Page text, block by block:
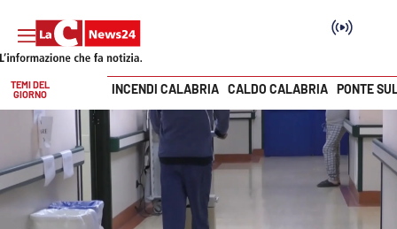
SEZIONI
Cronaca
Vai
TEMI DEL
GIORNO
INCENDI CALABRIA CALDO CALABRIA PONTE